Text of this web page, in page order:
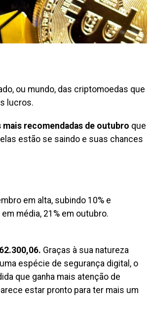
ou mundo, das criptomoedas que
lucros.
recomendadas de outubro que
estão se saindo e suas chances
em alta, subindo 10% e
média, 21% em outubro.
Graças à sua natureza
espécie de segurança digital, o
que ganha mais atenção de
estar pronto para ter mais um